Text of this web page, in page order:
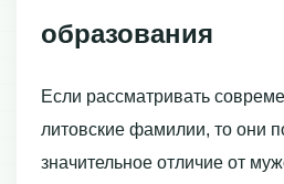
образования
Если рассматривать
литовские фамилии, то они
значительное отличие от